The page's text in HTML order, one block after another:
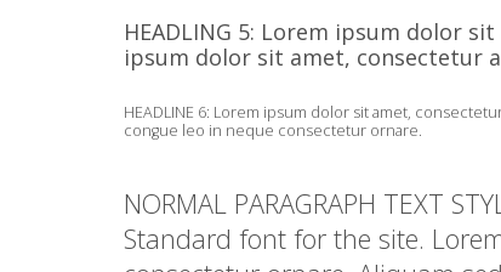
HEADLING 5: Lorem ipsum dolor
ipsum dolor sit amet, consectetur
HEADLINE 6: Lorem ipsum dolor sit amet,
congue leo in neque consectetur ornare.
NORMAL PARAGRAPH TEXT
Standard font for the site.